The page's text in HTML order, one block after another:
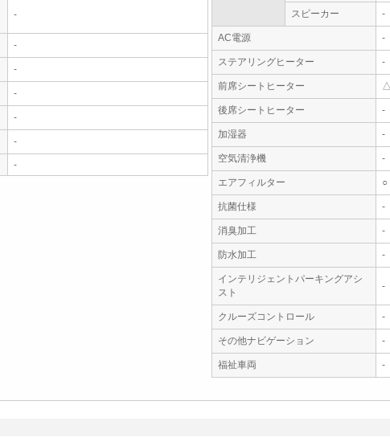
-
-
-
-
-
-
-
スピーカー -
AC電源 -
ステアリングヒーター -
前席シートヒーター
後席シートヒーター -
加湿器 -
空気清浄機 -
エアフィルター ○
抗菌仕様 -
消臭加工 -
防水加工 -
インテリジェントパーキングアシ
スト
-
クルーズコントロール -
その他ナビゲーション -
福祉車両
-